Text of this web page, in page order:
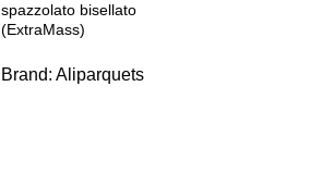
spazzolato bisellato
(ExtraMass)
Brand: Aliparquets